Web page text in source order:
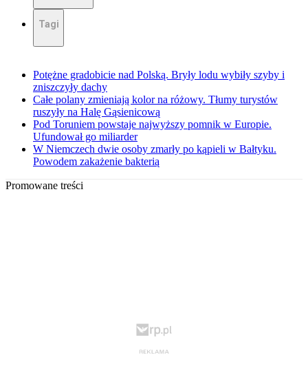
Tagi
Potężne gradobicie nad Polską. Bryły lodu wybiły szyby i
zniszczyły dachy
Całe polany zmieniają kolor na różowy. Tłumy turystów
ruszyły na Halę Gąsienicową
Pod Toruniem powstaje najwyższy pomnik w Europie.
Ufundował go miliarder
W Niemczech dwie osoby zmarły po kąpieli w Bałtyku.
Powodem zakażenie bakterią
Promowane treści